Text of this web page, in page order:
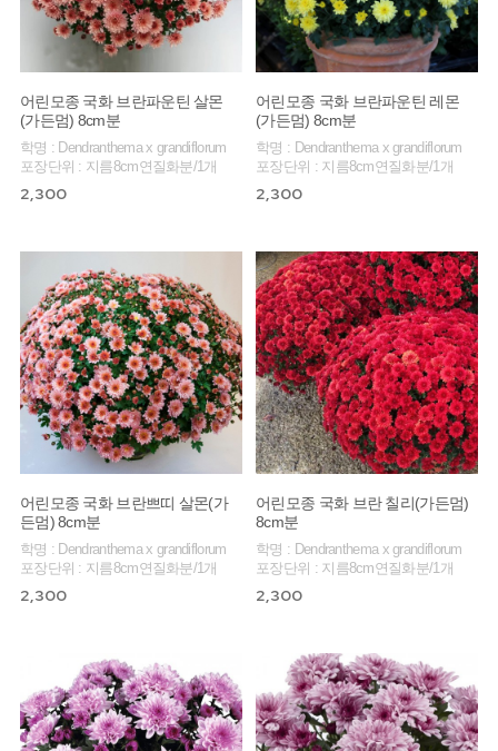
어린모종 국화 브란파운틴 살몬
(가든멈) 8cm분
학명 : Dendranthema x grandiflorum
포장단위 : 지름8cm연질화분/1개
2,300
어린모종 국화 브란파운틴 레몬
(가든멈) 8cm분
학명 : Dendranthema x grandiflorum
포장단위 : 지름8cm연질화분/1개
2,300
어린모종 국화 브란쁘띠 살몬(가
든멈) 8cm분
학명 : Dendranthema x grandiflorum
포장단위 : 지름8cm연질화분/1개
2,300
어린모종 국화 브란 칠리(가든멈)
8cm분
학명 : Dendranthema x grandiflorum
포장단위 : 지름8cm연질화분/1개
2,300